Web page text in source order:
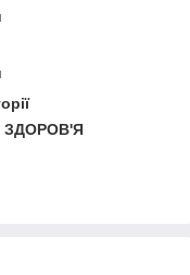
ЗДОРОВ'Я